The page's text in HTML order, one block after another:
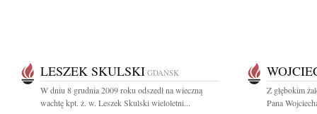
LESZEK SKULSKI GDAŃSK
W dniu 8 grudnia 2009 roku odszedł na wieczną
wachtę kpt. ż. w. Leszek Skulski wieloletni...
Z głębokim
Pana